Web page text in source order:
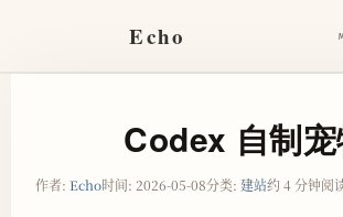
Echo
Codex 自制
作者: Echo时间: 2026-05-08分类: 建站约 4 分钟阅